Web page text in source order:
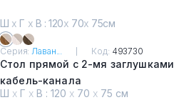
Ш х Г х В : 120х 70х 75см
Серия:Лаван... Код: 493730
Стол прямой с 2-мя заглушками
кабель-канала
Таксония медовая и бежевый
Ш х Г х В : 120 х 70 х 75 см